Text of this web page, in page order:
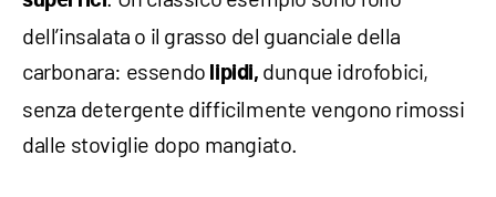
dell’insalata o il grasso del guanciale della
carbonara: essendo lipidi, dunque idrofobici,
senza detergente difficilmente vengono rimossi
dalle stoviglie dopo mangiato.